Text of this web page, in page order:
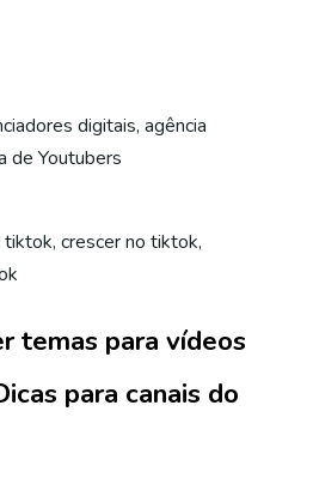
digitais, agência
de Youtubers
tiktok, crescer no tiktok,
temas para vídeos
para canais do